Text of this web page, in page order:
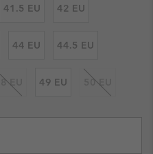
41.5 EU 42 EU
44 EU 44.5 EU
48 EU 49 EU 50 EU